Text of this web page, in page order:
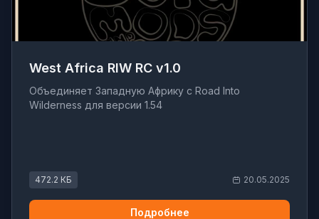
West Africa RIW RC v1.0
Объединяет Западную Африку с Road Into
Wilderness для версии 1.54
472.2 КБ 20.05.2025
Подробнее